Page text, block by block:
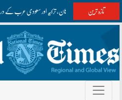
تازہ ترین پاکستان، ترکیہ اور سعودی عرب